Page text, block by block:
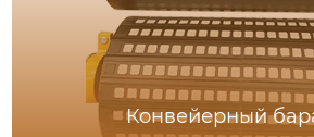
Конвейерный